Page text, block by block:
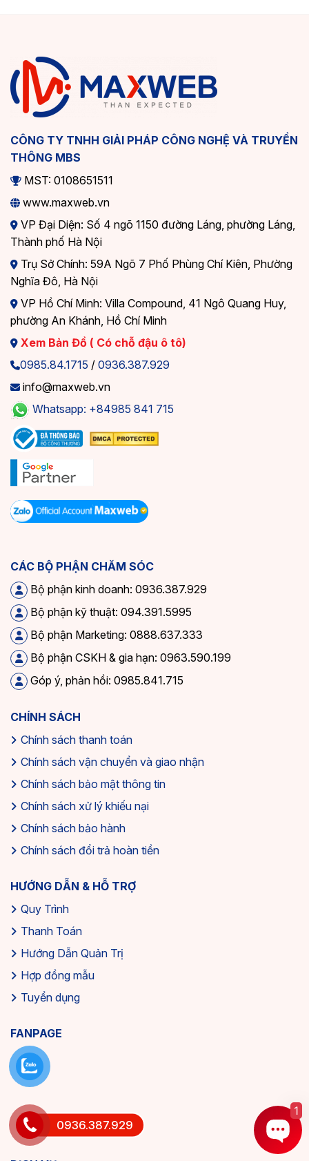
CÔNG TY TNHH GIẢI PHÁP CÔNG NGHỆ VÀ TRUYỀN
THÔNG MBS
MST: 0108651511
www.maxweb.vn
VP Đại Diện: Số 4 ngõ 1150 đường Láng, phường Láng,
Thành phố Hà Nội
Trụ Sở Chính: 59A Ngõ 7 Phố Phùng Chí Kiên, Phường
Nghĩa Đô, Hà Nội
VP Hồ Chí Minh: Villa Compound, 41 Ngô Quang Huy,
phường An Khánh, Hồ Chí Minh
Xem Bản Đồ ( Có chỗ đậu ô tô)
0985.84.1715 / 0936.387.929
info@maxweb.vn
Whatsapp: +84985 841 715
CÁC BỘ PHẬN CHĂM SÓC
Bộ phận kinh doanh: 0936.387.929
Bộ phận kỹ thuật: 094.391.5995
Bộ phận Marketing: 0888.637.333
Bộ phận CSKH & gia hạn: 0963.590.199
Góp ý, phản hồi: 0985.841.715
CHÍNH SÁCH
Chính sách thanh toán
Chính sách vận chuyển và giao nhận
Chính sách bảo mật thông tin
Chính sách xử lý khiếu nại
Chính sách bảo hành
Chính sách đổi trả hoàn tiền
HƯỚNG DẪN & HỖ TRỢ
Quy Trình
Thanh Toán
Hướng Dẫn Quản Trị
Hợp đồng mẫu
Tuyển dụng
FANPAGE
0936.387.929
1